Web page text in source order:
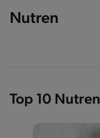
Nutren
Top 10 Nutren